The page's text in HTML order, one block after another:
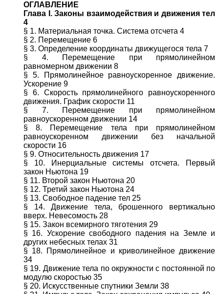
ОГЛАВЛЕНИЕ
Глава I. Законы взаимодействия и движения тел
4
§ 1. Материальная точка. Система отсчета 4
§ 2. Перемещение 6
§ 3. Определение координаты движущегося тела 7
§ 4. Перемещение при прямолинейном
равномерном движении 8
§ 5. Прямолинейное равноускоренное движение.
Ускорение 9
§ 6. Скорость прямолинейного равноускоренного
движения. График скорости 11
§ 7. Перемещение при прямолинейном
равноускоренном движении 14
§ 8. Перемещение тела при прямолинейном
равноускоренном движении без начальной
скорости 16
§ 9. Относительность движения 17
§ 10. Инерциальные системы отсчета. Первый
закон Ньютона 19
§ 11. Второй закон Ньютона 20
§ 12. Третий закон Ньютона 24
§ 13. Свободное падение тел 25
§ 14. Движение тела, брошенного вертикально
вверх. Невесомость 28
§ 15. Закон всемирного тяготения 29
§ 16. Ускорение свободного падения на Земле и
других небесных телах 31
§ 18. Прямолинейное и криволинейное движение
34
§ 19. Движение тела по окружности с постоянной по
модулю скоростью 35
§ 20. Искусственные спутники Земли 38